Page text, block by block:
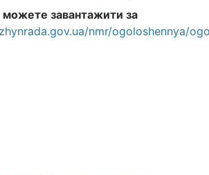
можете завантажити за
nmr/ogoloshennya/